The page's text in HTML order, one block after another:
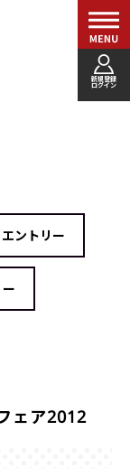
新規登録
ログイン
エントリー
ェア2012